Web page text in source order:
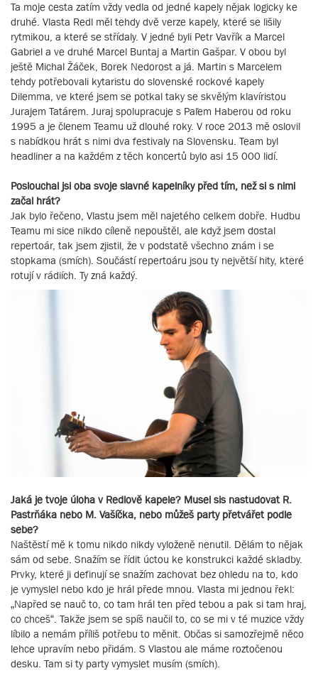
Ta moje cesta zatím vždy vedla od jedné kapely nějak logicky ke
druhé. Vlasta Redl měl tehdy dvě verze kapely, které se lišily
rytmikou, a které se střídaly. V jedné byli Petr Vavřík a Marcel
Gabriel a ve druhé Marcel Buntaj a Martin Gašpar. V obou byl
ještě Michal Žáček, Borek Nedorost a já. Martin s Marcelem
tehdy potřebovali kytaristu do slovenské rockové kapely
Dilemma, ve které jsem se potkal taky se skvělým klavíristou
Jurajem Tatárem. Juraj spolupracuje s Paľem Haberou od roku
1995 a je členem Teamu už dlouhé roky. V roce 2013 mě oslovil
s nabídkou hrát s nimi dva festivaly na Slovensku. Team byl
headliner a na každém z těch koncertů bylo asi 15 000 lidí.
Poslouchal jsi oba svoje slavné kapelníky před tím, než si s nimi
začal hrát?
Jak bylo řečeno, Vlastu jsem měl najetého celkem dobře. Hudbu
Teamu mi sice nikdo cíleně nepouštěl, ale když jsem dostal
repertoár, tak jsem zjistil, že v podstatě všechno znám i se
stopkama (smích). Součástí repertoáru jsou ty největší hity, které
rotují v rádiích. Ty zná každý.
Jaká je tvoje úloha v Redlově kapele? Musel sis nastudovat R.
Pastrňáka nebo M. Vašíčka, nebo můžeš party přetvářet podle
sebe?
Naštěstí mě k tomu nikdo nikdy vyloženě nenutil. Dělám to nějak
sám od sebe. Snažím se řídit úctou ke konstrukci každé skladby.
Prvky, které ji definují se snažím zachovat bez ohledu na to, kdo
je vymyslel nebo kdo je hrál přede mnou. Vlasta mi jednou řekl:
„Napřed se nauč to, co tam hrál ten před tebou a pak si tam hraj,
co chceš“. Takže jsem se spíš naučil to, co se mi v té muzice vždy
líbilo a nemám příliš potřebu to měnit. Občas si samozřejmě něco
lehce upravím nebo přidám. S Vlastou ale máme roztočenou
desku. Tam si ty party vymyslet musím (smích).